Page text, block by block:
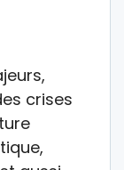
crises